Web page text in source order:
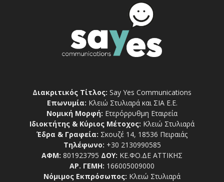
Διακριτικός Τίτλος: Say Yes Communications
Επωνυμία: Κλειώ Στυλιαρά και ΣΙΑ Ε.Ε.
Νομική Μορφή: Ετερόρρυθμη Εταιρεία
Ιδιοκτήτης & Κύριος Μέτοχος: Κλειώ Στυλιαρά
Έδρα & Γραφεία: Σκουζέ 14, 18536 Πειραιάς
Τηλέφωνο: +30 2130990585
ΑΦΜ: 801923795 ΔΟΥ: ΚΕ.ΦΟ.ΔΕ ΑΤΤΙΚΗΣ
ΑΡ. ΓΕΜΗ: 166005009000
Νόμιμος Εκπρόσωπος: Κλειώ Στυλιαρά